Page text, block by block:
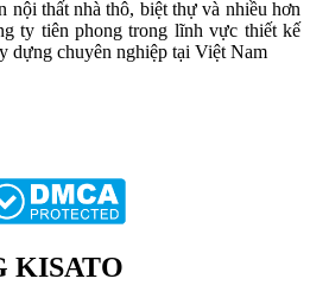
nội thất nhà thô, biệt thự và nhiều hơn
ty tiên phong trong lĩnh vực thiết kế
dựng chuyên nghiệp tại Việt Nam
KISATO